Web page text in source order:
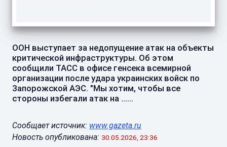
ООН выступает за недопущение атак на объекты
критической инфраструктуры. Об этом
сообщили ТАСС в офисе генсека всемирной
организации после удара украинских войск по
Запорожской АЭС. "Мы хотим, чтобы все
стороны избегали атак на ......
Сообщает источник: www.gazeta.ru
Новость опубликована: 30.05.2026, 23:36